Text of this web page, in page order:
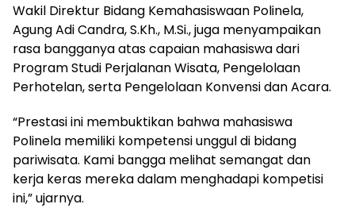
Wakil Direktur Bidang Kemahasiswaan Polinela,
Agung Adi Candra, S.Kh., M.Si., juga menyampaikan
rasa bangganya atas capaian mahasiswa dari
Program Studi Perjalanan Wisata, Pengelolaan
Perhotelan, serta Pengelolaan Konvensi dan Acara.
“Prestasi ini membuktikan bahwa mahasiswa
Polinela memiliki kompetensi unggul di bidang
pariwisata. Kami bangga melihat semangat dan
kerja keras mereka dalam menghadapi kompetisi
ini,” ujarnya.